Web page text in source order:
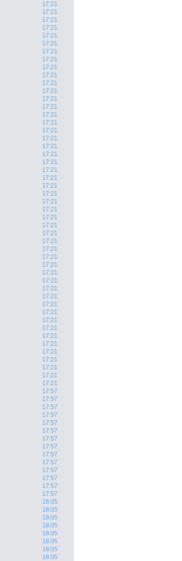
17:21
17:21
17:21
17:21
17:21
17:21
17:21
17:21
17:21
17:21
17:21
17:21
17:21
17:21
17:21
17:21
17:21
17:21
17:21
17:21
17:21
17:21
17:21
17:21
17:21
17:21
17:21
17:21
17:21
17:21
17:21
17:21
17:21
17:21
17:21
17:21
17:21
17:21
17:21
17:21
17:21
17:21
17:21
17:21
17:21
17:21
17:21
17:21
17:21
17:57
17:57
17:57
17:57
17:57
17:57
17:57
17:57
17:57
17:57
17:57
17:57
17:57
17:57
18:05
18:05
18:05
18:05
18:05
18:05
18:05
18:05